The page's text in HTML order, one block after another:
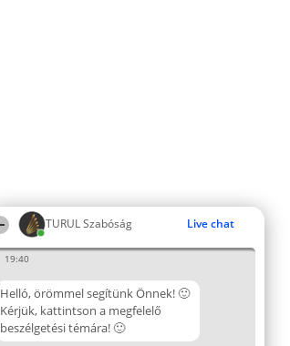
TURUL Szabóság Live chat
19:40
Helló, örömmel segítünk Önnek! 🙂
Kérjük, kattintson a megfelelő
beszélgetési témára! 🙂